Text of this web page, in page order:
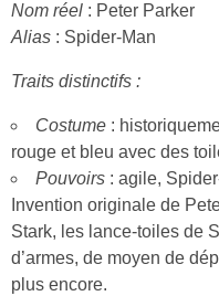
Nom réel : Peter Parker
Alias : Spider-Man
Traits distinctifs :
Costume :
rouge et bleu avec des
Pouvoirs : agile,
Invention originale de
Stark, les lance-toiles de
d’armes, de moyen de
plus encore.